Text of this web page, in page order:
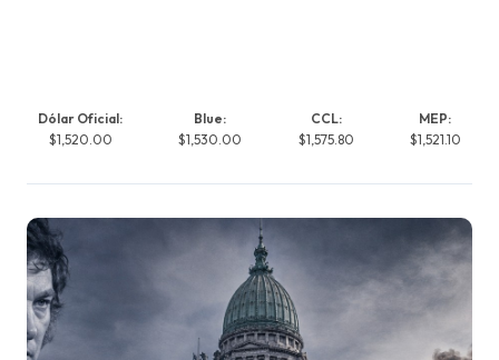
Dólar Oficial:
$1,520.00
Blue:
$1,530.00
CCL:
$1,575.80
MEP:
$1,521.10